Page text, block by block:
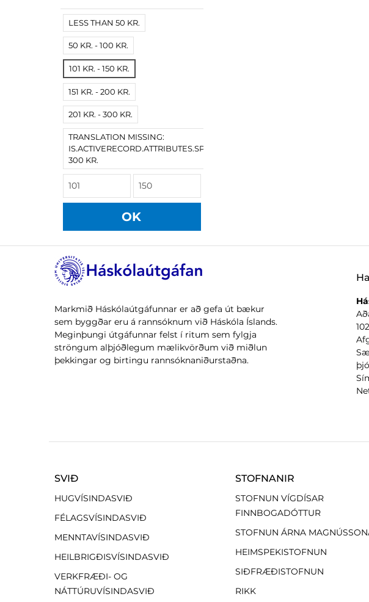
LESS THAN 50 KR.
50 KR. - 100 KR.
101 KR. - 150 KR.
151 KR. - 200 KR.
201 KR. - 300 KR.
TRANSLATION MISSING:
IS.ACTIVERECORD.ATTRIBUTES.SPREE/PRODUCT.MORE_THAN
300 KR.
OK
Markmið Háskólaútgáfunnar er að gefa út bækur
sem byggðar eru á rannsóknum við Háskóla Íslands.
Meginþungi útgáfunnar felst í ritum sem fylgja
ströngum alþjóðlegum mælikvörðum við miðlun
þekkingar og birtingu rannsóknaniðurstaðna.
SVIÐ
HUGVÍSINDASVIÐ
FÉLAGSVÍSINDASVIÐ
MENNTAVÍSINDASVIÐ
HEILBRIGÐISVÍSINDASVIÐ
VERKFRÆÐI- OG
NÁTTÚRUVÍSINDASVIÐ
STOFNANIR
STOFNUN VÍGDÍSAR
FINNBOGADÓTTUR
STOFNUN ÁRNA
HEIMSPEKISTOFNUN
SIÐFRÆÐISTOFNUN
RIKK